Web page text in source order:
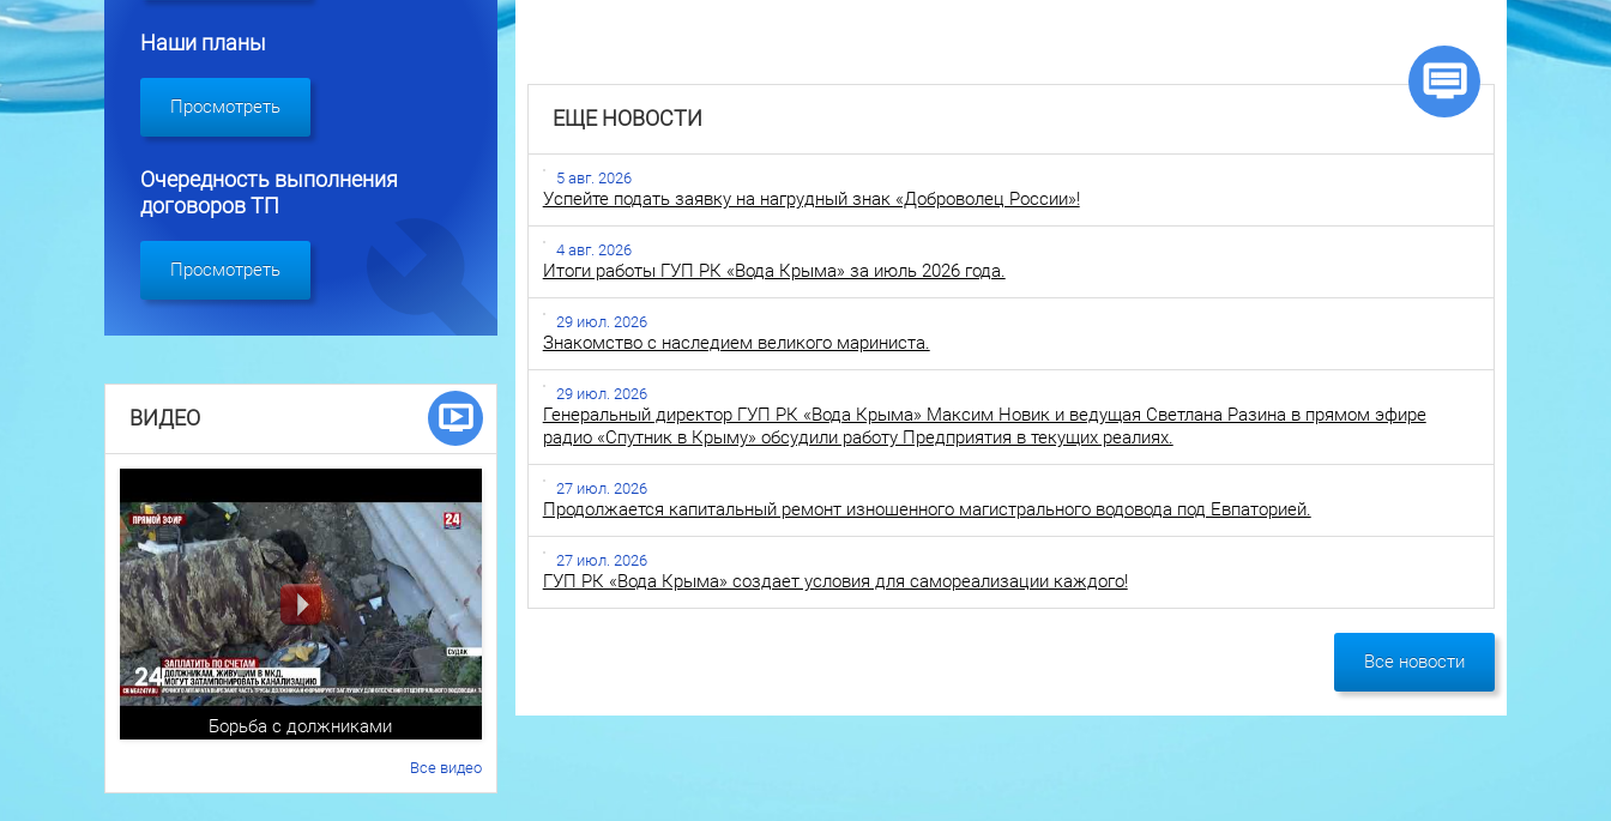
ЕЩЕ НОВОСТИ
5 авг. 2026
Успейте подать заявку на нагрудный знак «Доброволец России»!
4 авг. 2026
Итоги работы ГУП РК «Вода Крыма» за июль 2026 года.
29 июл. 2026
Знакомство с наследием великого мариниста.
29 июл. 2026
Генеральный директор ГУП РК «Вода Крыма» Максим Новик и ведущая Светлана Разина в прямом эфире
радио «Спутник в Крыму» обсудили работу Предприятия в текущих реалиях.
27 июл. 2026
Продолжается капитальный ремонт изношенного магистрального водовода под Евпаторией.
27 июл. 2026
ГУП РК «Вода Крыма» создает условия для самореализации каждого!
Все новости
Наши планы
Просмотреть
Очередность выполнения
договоров ТП
Просмотреть
ВИДЕО
Борьба с должниками
Все видео